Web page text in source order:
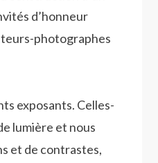
d’honneur
photographes
exposants. Celles-
lumière et nous
et de contrastes,